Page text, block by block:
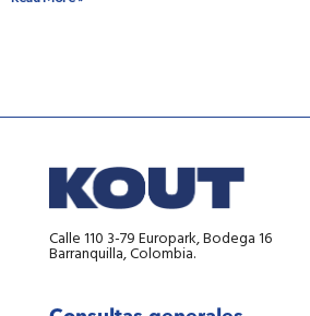
Calle 110 3-79 Europark, Bodega 16
Barranquilla, Colombia.